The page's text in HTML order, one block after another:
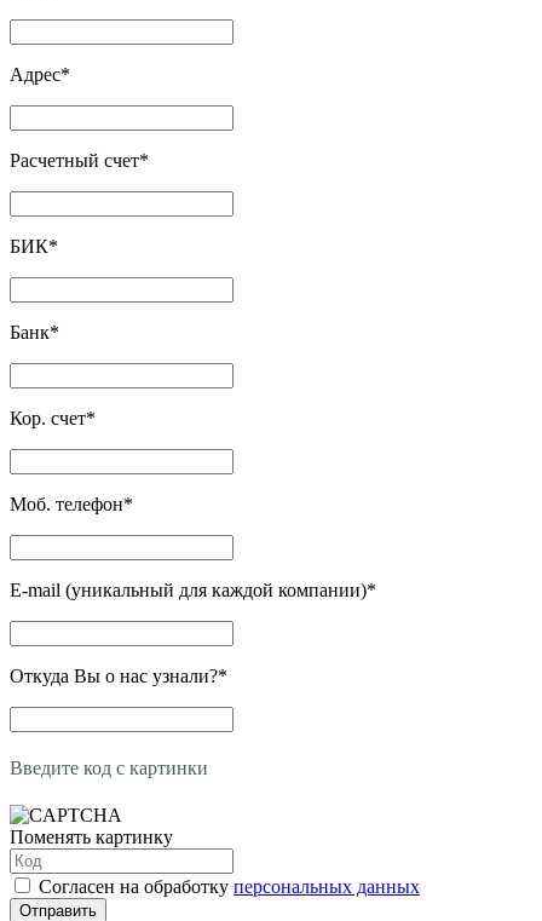
Адрес*
Расчетный счет*
БИК*
Банк*
Кор. счет*
Моб. телефон*
E-mail (уникальный для каждой компании)*
Откуда Вы о нас узнали?*
Введите код с картинки
Поменять картинку
Согласен на обработку персональных данных
Отправить